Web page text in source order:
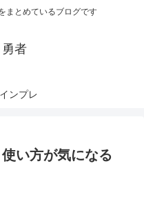
まとめているブログです
者
ンプレ
い方が気になる